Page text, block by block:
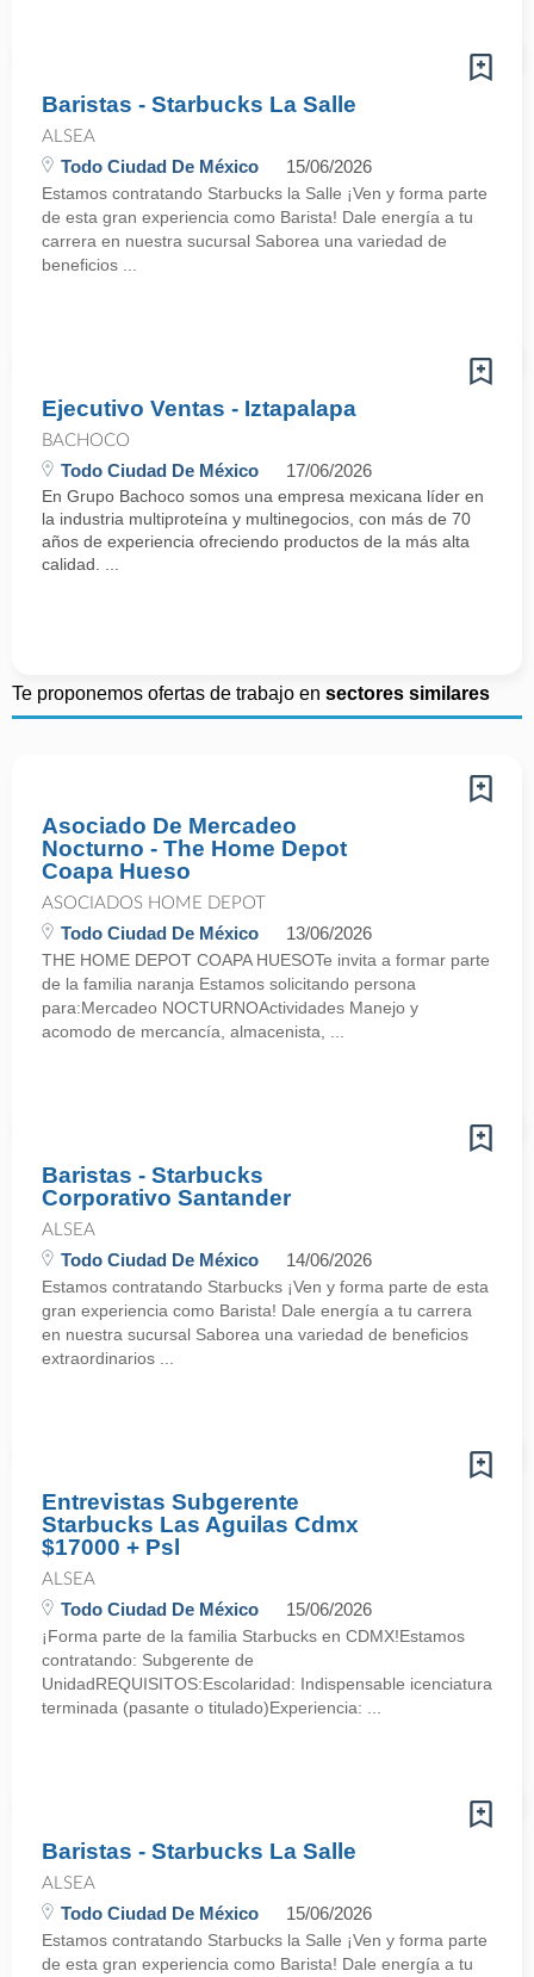
Baristas - Starbucks La Salle
ALSEA
Todo Ciudad De México 15/06/2026
Estamos contratando Starbucks la Salle ¡Ven y forma parte
de esta gran experiencia como Barista! Dale energía a tu
carrera en nuestra sucursal Saborea una variedad de
beneficios ...
Ejecutivo Ventas - Iztapalapa
BACHOCO
Todo Ciudad De México 17/06/2026
En Grupo Bachoco somos una empresa mexicana líder en
la industria multiproteína y multinegocios, con más de 70
años de experiencia ofreciendo productos de la más alta
calidad. ...
Te proponemos ofertas de trabajo en sectores similares
Asociado De Mercadeo
Nocturno - The Home Depot
Coapa Hueso
ASOCIADOS HOME DEPOT
Todo Ciudad De México 13/06/2026
THE HOME DEPOT COAPA HUESOTe invita a formar parte
de la familia naranja Estamos solicitando persona
para:Mercadeo NOCTURNOActividades Manejo y
acomodo de mercancía, almacenista, ...
Baristas - Starbucks
Corporativo Santander
ALSEA
Todo Ciudad De México 14/06/2026
Estamos contratando Starbucks ¡Ven y forma parte de esta
gran experiencia como Barista! Dale energía a tu carrera
en nuestra sucursal Saborea una variedad de beneficios
extraordinarios ...
Entrevistas Subgerente
Starbucks Las Aguilas Cdmx
$17000 + Psl
ALSEA
Todo Ciudad De México 15/06/2026
¡Forma parte de la familia Starbucks en CDMX!Estamos
contratando: Subgerente de
UnidadREQUISITOS:Escolaridad: Indispensable icenciatura
terminada (pasante o titulado)Experiencia: ...
Baristas - Starbucks La Salle
ALSEA
Todo Ciudad De México 15/06/2026
Estamos contratando Starbucks la Salle ¡Ven y forma parte
de esta gran experiencia como Barista! Dale energía a tu